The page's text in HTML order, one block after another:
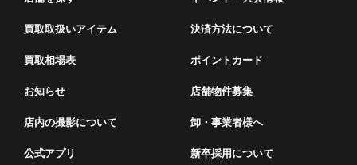
買取取扱いアイテム
買取相場表
お知らせ
店内の撮影について
公式アプリ
決済方法について
ポイントカード
店舗物件募集
卸・事業者様へ
新卒採用について